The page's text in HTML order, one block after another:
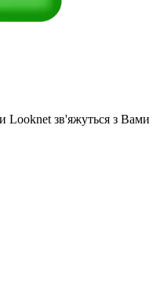
Looknet зв'яжуться з Вами